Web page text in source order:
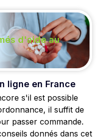
d'aide au
ligne en France
s'il est possible
il suffit de
passer commande.
donnés dans cet